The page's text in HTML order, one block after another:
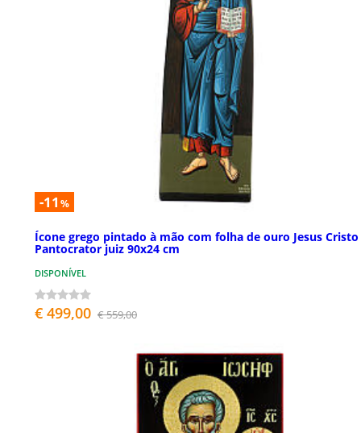
-11 %
Ícone grego pintado à mão com folha de ouro Jesus Cristo
Pantocrator juiz 90x24 cm
DISPONÍVEL
€ 499,00 € 559,00